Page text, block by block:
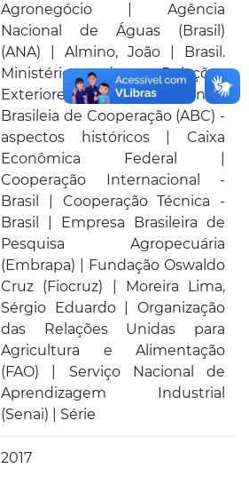
Agronegócio | Agência
Nacional de Águas (Brasil)
(ANA) | Almino, João | Brasil.
Ministério das Relações
Exteriores (MRE). Agência
Brasileia de Cooperação (ABC) -
aspectos históricos | Caixa
Econômica Federal |
Cooperação Internacional -
Brasil | Cooperação Técnica -
Brasil | Empresa Brasileira de
Pesquisa Agropecuária
(Embrapa) | Fundação Oswaldo
Cruz (Fiocruz) | Moreira Lima,
Sérgio Eduardo | Organização
das Relações Unidas para
Agricultura e Alimentação
(FAO) | Serviço Nacional de
Aprendizagem Industrial
(Senai) | Série
2017